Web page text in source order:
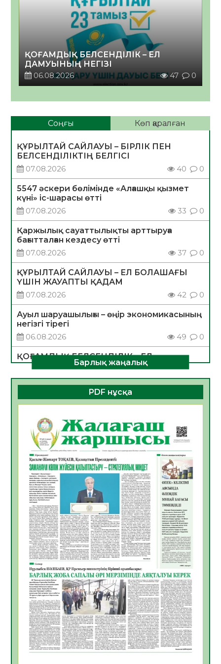
ҚОҒАМДЫҚ БЕЛСЕНДІЛІК – ЕЛ
ДАМУЫНЫҢ НЕГІЗІ
06.08.2026
47 0
Соңғы Көп қаралған
ҚҰРЫЛТАЙ САЙЛАУЫ – БІРЛІК ПЕН
БЕЛСЕНДІЛІКТІҢ БЕЛГІСІ
07.08.2026
40 0
5547 әскери бөлімінде «Алғашқы қызмет
күні» іс-шарасы өтті
07.08.2026
33 0
Қаржылық сауаттылықты арттыруға
бағытталған кездесу өтті
07.08.2026
37 0
ҚҰРЫЛТАЙ САЙЛАУЫ – ЕЛ БОЛАШАҒЫ
ҮШІН ЖАУАПТЫ ҚАДАМ
07.08.2026
42 0
Ауыл шаруашылығы – өңір экономикасының
негізгі тірегі
06.08.2026
49 0
ҚОҒАМДЫҚ БЕЛСЕНДІЛІК – ЕЛ
ДАМУЫНЫҢ НЕГІЗІ
06.08.2026
47 0
ҚҰРЫЛТАЙ САЙЛАУЫ – БОЛАШАҚҚА
БАСТАР ЖАУАПТЫ ТАҢДАУ
06.08.2026
Инфекциялық ауруларға қарсы иммундау
жұмыстарының тиімділігі
06.08.2026
Көкжөтел ауруы туралы
06.08.2026
49
АПВ вакцинасы туралы мәлімет
06.08.2026
47
Open Air: Қызылорда облысы полиция
департаменті 20 мыңнан астам
көрерменнің қауіпсіздігін қамтамасыз етті
06.08.2026
60
ҚЫЗЫЛОРДАДА «САНАЛЫ ҰРПАҚ –
ЖАРҚЫН БОЛАШАҚ» АТТЫ КЕҢЕЙТІЛГЕН
МӘЖІЛІС ӨТТІ
05.08.2026
61
Қазақстан Орталық Азиядағы көшуге ең
Барлық жаңалық
PDF нұсқа